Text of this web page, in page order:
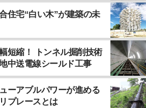
住宅“白い木”が建築の未
短縮！ トンネル掘削技術
中送電線シールド工事
ーアブルパワーが進める
プレースとは